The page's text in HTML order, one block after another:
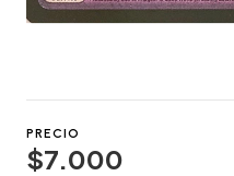
PRECIO
$7.000